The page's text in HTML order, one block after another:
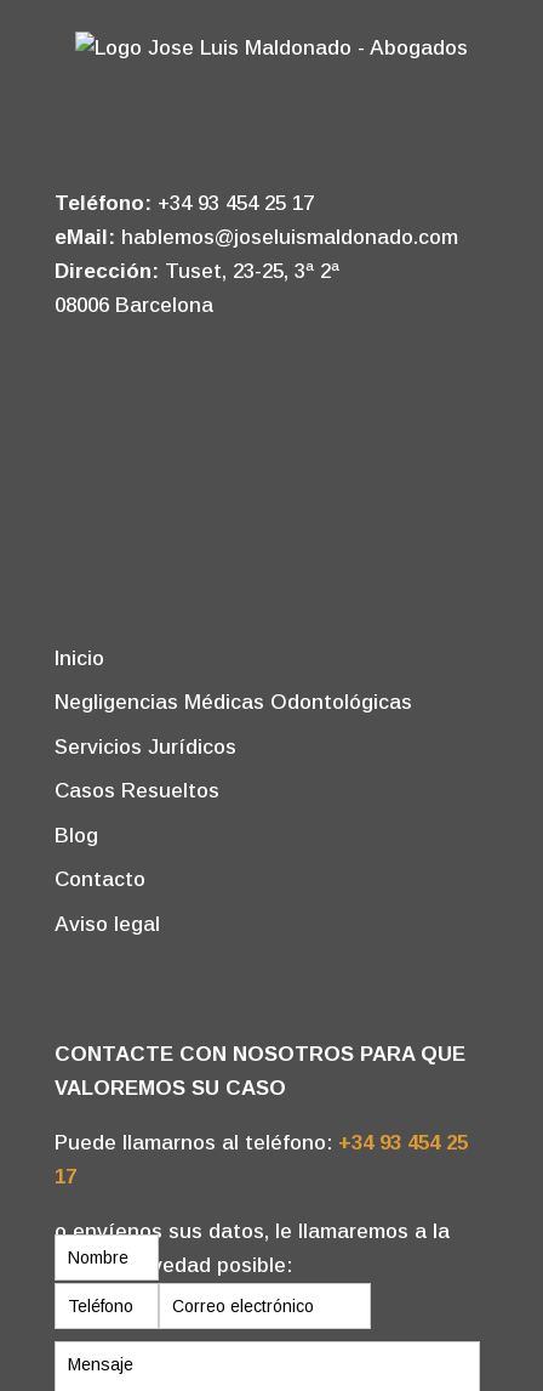
Teléfono: +34 93 454 25 17
eMail: hablemos@joseluismaldonado.com
Dirección: Tuset, 23-25, 3ª 2ª
08006 Barcelona
Inicio
Negligencias Médicas Odontológicas
Servicios Jurídicos
Casos Resueltos
Blog
Contacto
Aviso legal
CONTACTE CON NOSOTROS PARA QUE
VALOREMOS SU CASO
Puede llamarnos al teléfono: +34 93 454 25
17
o envíenos sus datos, le llamaremos a la
mayor brevedad posible:
o